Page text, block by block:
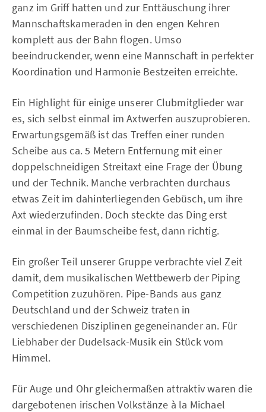
ganz im Griff hatten und zur Enttäuschung ihrer
Mannschaftskameraden in den engen Kehren
komplett aus der Bahn flogen. Umso
beeindruckender, wenn eine Mannschaft in perfekter
Koordination und Harmonie Bestzeiten erreichte.
Ein Highlight für einige unserer Clubmitglieder war
es, sich selbst einmal im Axtwerfen auszuprobieren.
Erwartungsgemäß ist das Treffen einer runden
Scheibe aus ca. 5 Metern Entfernung mit einer
doppelschneidigen Streitaxt eine Frage der Übung
und der Technik. Manche verbrachten durchaus
etwas Zeit im dahinterliegenden Gebüsch, um ihre
Axt wiederzufinden. Doch steckte das Ding erst
einmal in der Baumscheibe fest, dann richtig.
Ein großer Teil unserer Gruppe verbrachte viel Zeit
damit, dem musikalischen Wettbewerb der Piping
Competition zuzuhören. Pipe-Bands aus ganz
Deutschland und der Schweiz traten in
verschiedenen Disziplinen gegeneinander an. Für
Liebhaber der Dudelsack-Musik ein Stück vom
Himmel.
Für Auge und Ohr gleichermaßen attraktiv waren die
dargebotenen irischen Volkstänze à la Michael